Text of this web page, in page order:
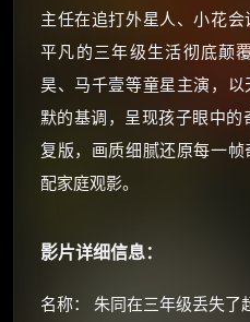
主任在追打外星人、小花会
平凡的三年级生活彻底颠
昊、马千壹等童星主演，
默的基调，呈现孩子眼中
复版，画质细腻还原每一
配家庭观影。
影片详细信息：
名称： 朱同在三年级丢失了